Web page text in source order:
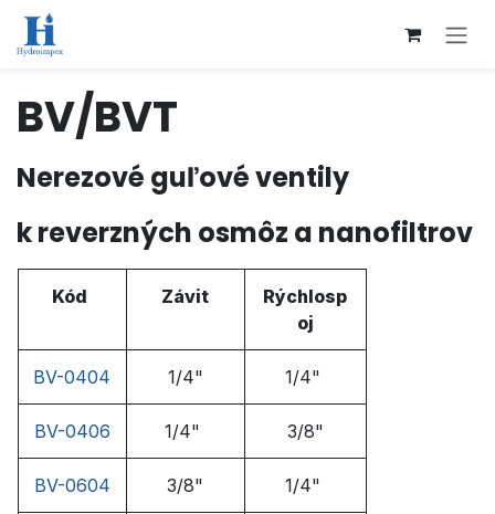
Přejít na obsah
BV/BVT
Nerezové guľové ventily
k reverzných osmôz a nanofiltrov
Kód Závit
Rýchlosp
oj
BV-0404 1/4" 1/4"
BV-0406 1/4" 3/8"
BV-0604 3/8" 1/4"